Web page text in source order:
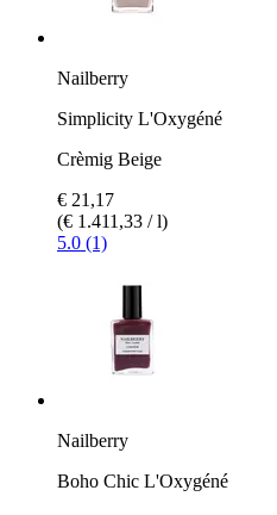
Nailberry
Simplicity L'Oxygéné
Crèmig Beige
€ 21,17
(€ 1.411,33 / l)
5.0 (1)
Nailberry
Boho Chic L'Oxygéné